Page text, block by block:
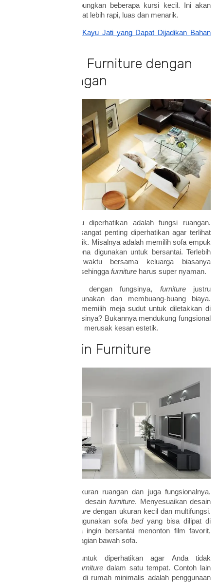
dibandingkan menggabungkan beberapa kursi kecil. Ini akan
membuat ruangan terlihat lebih rapi, luas dan menarik.
4 Ciri-Ciri Kayu Jati yang Dapat Dijadikan Bahan
2. Sesuaikan Furniture dengan
Fungsi Ruangan
Hal kedua yang perlu diperhatikan adalah fungsi ruangan.
sangat penting diperhatikan agar terlihat
lebih sesuai dan menarik. Misalnya adalah memilih sofa empuk
di ruang keluarga karena digunakan untuk bersantai. Terlebih
lagi, menghabiskan waktu bersama keluarga biasanya
memakan durasi lama sehinggafurniture harus super nyaman.
Apabila tidak sesuai dengan fungsinya, furniturejustru
cenderung jarang digunakan dan membuang-buang biaya.
Misalnya ketika Anda memilih meja sudut untuk diletakkan di
ruang makan, apa fungsinya? Bukannya mendukung fungsional
justru merusak kesan estetik.
3. Pilih Desain Furniture
Setelah mengetahui ukuran ruangan dan juga fungsionalnya,
mulailah untuk memilih desainfurniture. Menyesuaikan desain
furniture dengan ukuran kecil dan multifungsi.
Misalnya adalah menggunakan sofa bedyang bisa dilipat di
ruang keluarga. Ketika ingin bersantai menonton film favorit,
Anda tinggal menarik bagian bawah sofa.
Faktor ini penting untuk diperhatikan agar Anda tidak
furniture dalam satu tempat. Contoh lain
yang kerap digunakan di rumah minimalis adalah penggunaan